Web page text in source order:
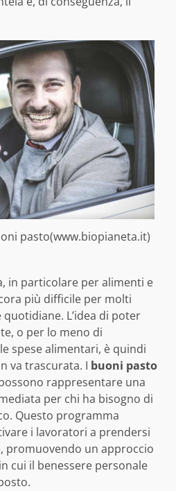
pasto(www.biopianeta.it)
in particolare per alimenti e
più difficile per molti
L’idea di poter
o per lo meno di
spese alimentari, è quindi
va trascurata. I buoni pasto
rappresentare una
per chi ha bisogno di
Questo programma
i lavoratori a prendersi
promuovendo un approccio
cui il benessere personale